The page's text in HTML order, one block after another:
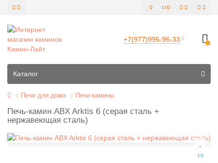
0
0
+7(977)996-96-33
0
Каталог
Печи для дома Печи-камины
Печь-камин ABX Arktis 6 (серая сталь +
нержавеющая сталь)